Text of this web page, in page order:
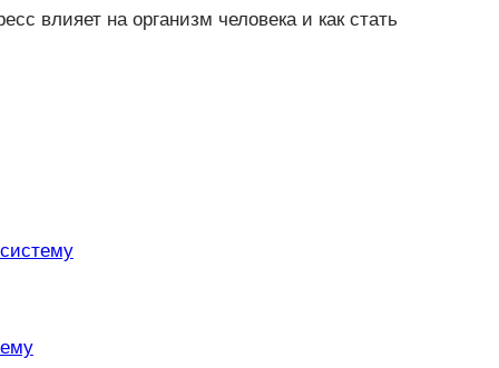
влияет на организм человека и как стать